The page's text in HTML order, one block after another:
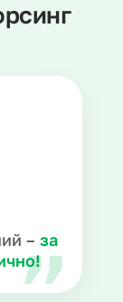
– за